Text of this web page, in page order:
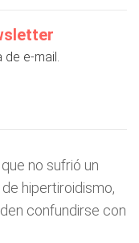
de e-mail.
no sufrió un
hipertiroidismo,
confundirse con